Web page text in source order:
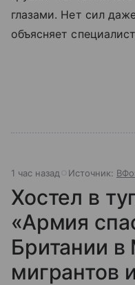
глазами. Нет сил
объясняет
1 час назад Источник:
Хостел в
«Армия
Британии в
мигрантов